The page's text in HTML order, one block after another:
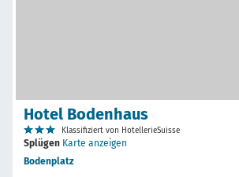
Hotel Bodenhaus
Klassifiziert von HotellerieSuisse
Splügen Karte anzeigen
Bodenplatz